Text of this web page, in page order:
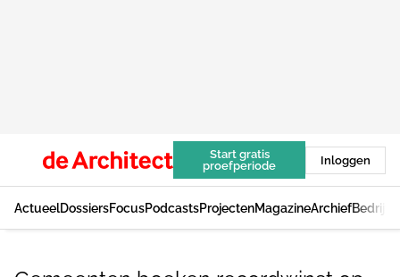
Start gratis
proefperiode
Inloggen
ActueelDossiersFocusPodcastsProjectenMagazineArchief